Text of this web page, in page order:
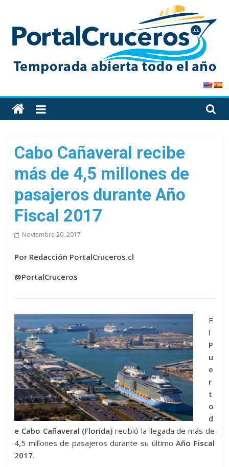
content
PortalCruceros
Toda
la
de
cruceros
en
un
solo
sitio
Cabo Cañaveral recibe
más de 4,5 millones de
pasajeros durante Año
Fiscal 2017
Noviembre 20, 2017
Por Redacción PortalCruceros.cl
@PortalCruceros
E
l
P
u
e
r
t
o
d
e Cabo Cañaveral (Florida) recibió la llegada de más de
4,5 millones de pasajeros durante su últimoAño Fiscal
2017.